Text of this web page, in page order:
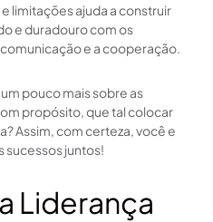
limitações ajuda a construir
e duradouro com os
e a cooperação.
pouco mais sobre as
propósito, que tal colocar
Assim, com certeza, você e
sucessos juntos!
Liderança